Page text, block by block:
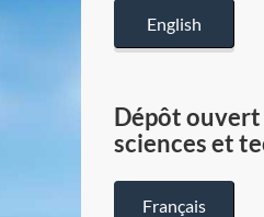
English
Dépôt ouvert
sciences et
Français